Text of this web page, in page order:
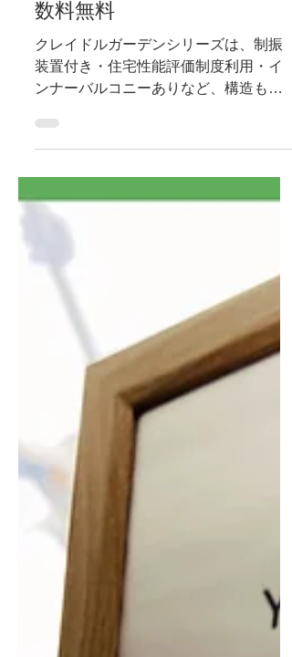
新築分譲戸建
販売終了しました。東海市
加木屋町 新築戸建 仲介手
数料無料
ンナーバルコニーありなど、構造も性
能もそしてコストもお値打ちな物件で
場合は、仲介手数料が無料です。...